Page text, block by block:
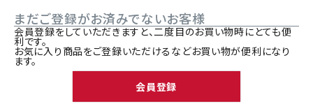
まだご登録がお済みでないお客様
会員登録をしていただきますと、二度目のお買い物時にとても便
利です。
お気に入り商品をご登録いただけるなどお買い物が便利になり
ます。
会員登録